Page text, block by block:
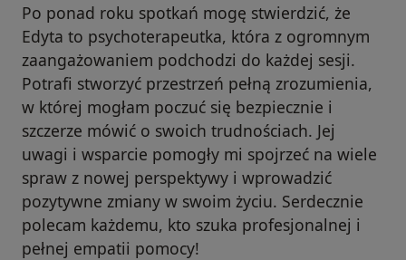
Po ponad roku spotkań mogę stwierdzić, że
Edyta to psychoterapeutka, która z ogromnym
zaangażowaniem podchodzi do każdej sesji.
Potrafi stworzyć przestrzeń pełną zrozumienia,
w której mogłam poczuć się bezpiecznie i
szczerze mówić o swoich trudnościach. Jej
uwagi i wsparcie pomogły mi spojrzeć na wiele
spraw z nowej perspektywy i wprowadzić
pozytywne zmiany w swoim życiu. Serdecznie
polecam każdemu, kto szuka profesjonalnej i
pełnej empatii pomocy!